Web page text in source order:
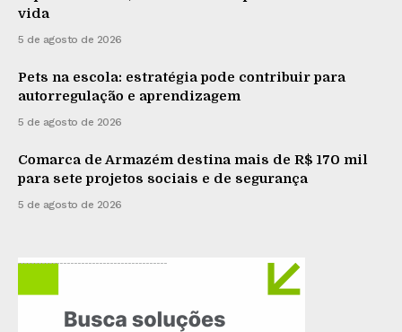
vida
5 de agosto de 2026
Pets na escola: estratégia pode contribuir para
autorregulação e aprendizagem
5 de agosto de 2026
Comarca de Armazém destina mais de R$ 170 mil
para sete projetos sociais e de segurança
5 de agosto de 2026